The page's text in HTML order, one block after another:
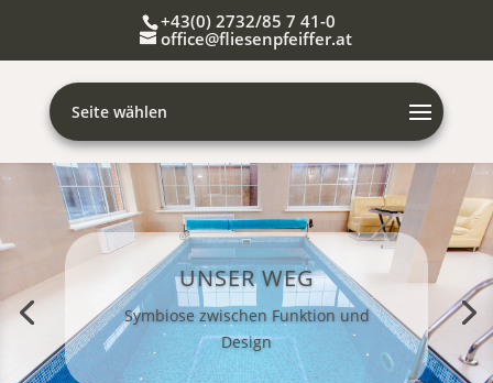
+43(0) 2732/85 7 41-0
office@fliesenpfeiffer.at
Seite wählen
UNSER WEG
Symbiose zwischen Funktion und
Design